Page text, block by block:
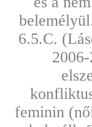
6.5.C.
feminin